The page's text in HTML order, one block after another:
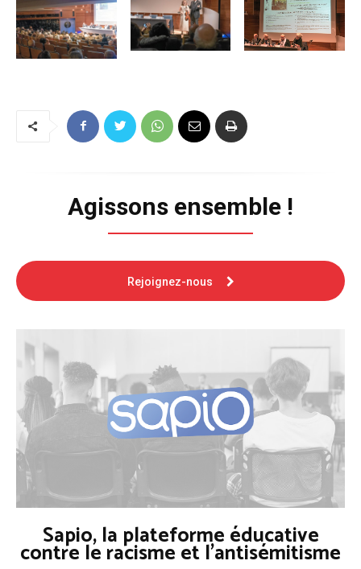
Agissons ensemble !
Rejoignez-nous
Sapio, la plateforme éducative
contre le racisme et l'antisémitisme